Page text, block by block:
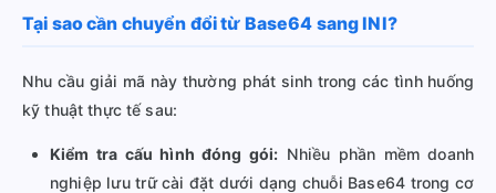
Tại sao cần chuyển đổi từ Base64 sang INI?
Nhu cầu giải mã này thường phát sinh trong các tình huống
kỹ thuật thực tế sau:
Kiểm tra cấu hình đóng gói: Nhiều phần mềm doanh
nghiệp lưu trữ cài đặt dưới dạng chuỗi Base64 trong cơ